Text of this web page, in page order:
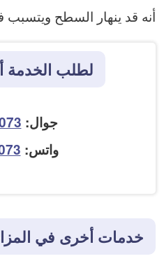
أنه قد ينهار السطح
لطلب الخدمة
جوال:
واتس:
خدمات أخرى في